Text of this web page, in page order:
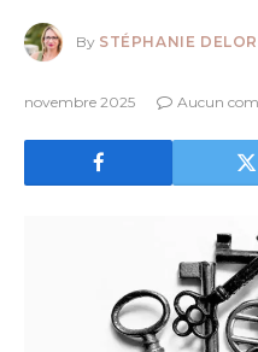
By STÉPHANIE
novembre 2025 Aucun